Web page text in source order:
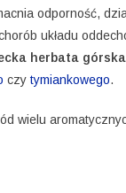
odporność,
układu
herbata górska
czy tymiankowego.
wielu